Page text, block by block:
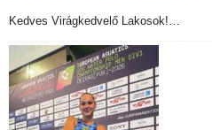
Kedves Virágkedvelő Lakosok!…